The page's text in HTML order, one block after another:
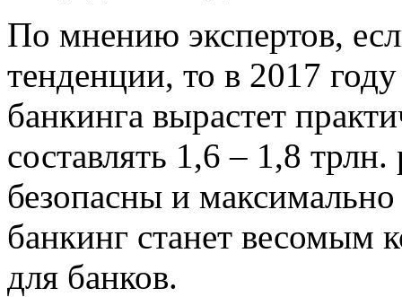
По мнению экспертов,
тенденции, то в 2017
банкинга вырастет
составлять 1,6 – 1,8
безопасны и
банкинг станет весомым
для банков.